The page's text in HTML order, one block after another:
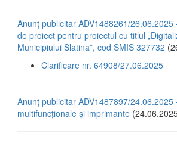
Anunț publicitar ADV1488261/
de proiect pentru proiectul cu titlul
Municipiului Slatina”, cod SMIS 327732
Clarificare nr. 64908/27.06.2025
Anunț publicitar ADV1487897/
multifuncționale și imprimante